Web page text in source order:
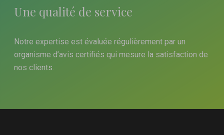
Une qualité de service
Notre expertise est évaluée régulièrement par un
organisme d’avis certifiés qui mesure la satisfaction de
nos clients.